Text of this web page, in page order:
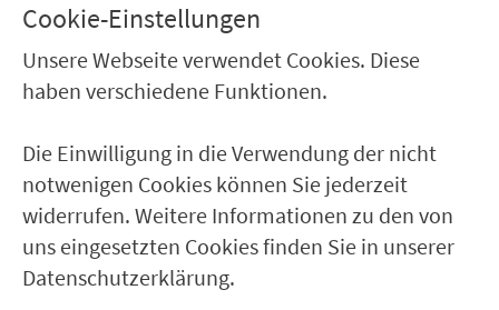
gewünschte Ver­bin­dung wählen. Es werden
Ihnen die be­nö­tigte Preis­stufe sowie alle
verfügbaren Tickets & Preise angezeigt.
zur Fahrplanauskunft
Ticketkauf
Cookie-Einstellungen
Unsere Webseite verwendet Cookies. Diese
haben verschiedene Funktionen.
Die Einwilligung in die Verwendung der nicht
notwenigen Cookies können Sie jederzeit
widerrufen. Weitere Informationen zu den von
uns eingesetzten Cookies finden Sie in unserer
Datenschutzerklärung.